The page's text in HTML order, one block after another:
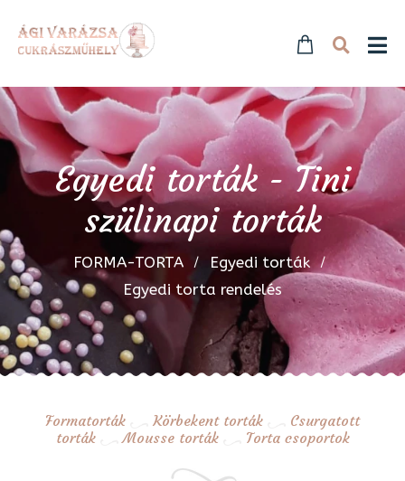
Egyedi torták - Tini
szülinapi torták
FORMA-TORTA
Egyedi torták
Egyedi torta rendelés
Formatorták Körbekent torták
Csurgatott
torták
Mousse torták Torta csoportok